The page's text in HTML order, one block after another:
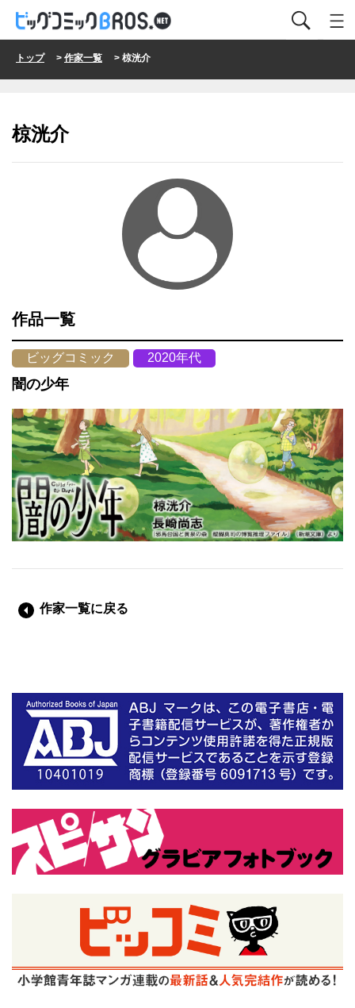
トップ> 作家一覧 > 椋洸介
椋洸介
作品一覧
ビッグコミック 2020年代
闇の少年
作家一覧に戻る